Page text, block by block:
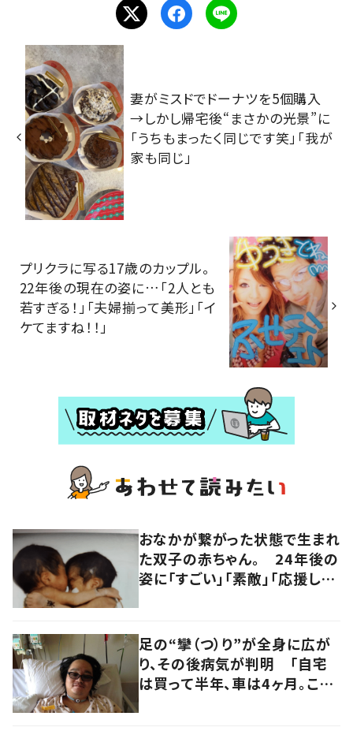
妻がミスドでドーナツを5個購入
→しかし帰宅後“まさかの光景”に
「うちもまったく同じです笑」「我が
家も同じ」
プリクラに写る17歳のカップル。
22年後の現在の姿に…「2人とも
若すぎる！」「夫婦揃って美形」「イ
ケてますね！！」
おなかが繋がった状態で生まれ
た双子の赤ちゃん。 24年後の
姿に「すごい」「素敵」「応援して
足の“攣（つ）り”が全身に広が
り、その後病気が判明 「自宅
は買って半年、車は4ヶ月。この